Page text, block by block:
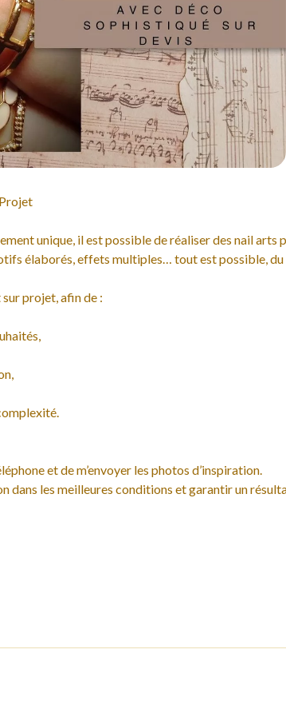
unique, il est possible de réaliser des nail arts
élaborés, effets multiples… tout est possible,
projet, afin de :
et de m’envoyer les photos d’inspiration.
dans les meilleures conditions et garantir un